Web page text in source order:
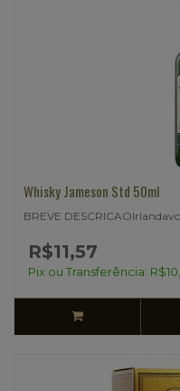
Whisky Jameson Std 50ml
BREVE
R$11,57
Pix ou Transferência: